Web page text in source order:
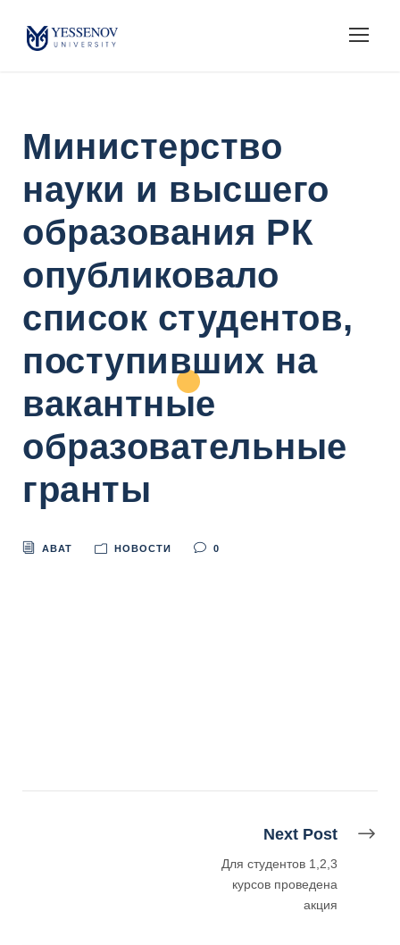
Министерство
науки и высшего
образования РК
опубликовало
список студентов,
поступивших на
вакантные
образовательные
гранты
ABAT НОВОСТИ 0
Next Post
Для студентов 1,2,3
курсов проведена
акция